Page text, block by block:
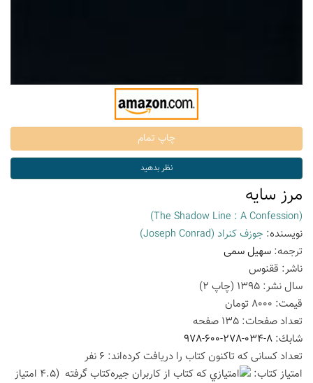
مرز سایه
(The Shadow Line : A Confession)
نویسنده: جوزف کنراد (Joseph Conrad)
ترجمه: سهیل سمی
ناشر: ققنوس
سال نشر: 1395 (چاپ 2
)
قیمت: 8000 تومان
تعداد صفحات: 135 صفحه
شابك: 978-600-278-034-8
تعداد كسانی كه تاكنون كتاب را دریافت كرده‌اند: 6 نفر
امتیاز كتاب:
(4.5 امتیاز